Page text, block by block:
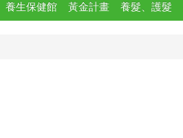
養生保健館 黃金計畫 養髮、護髮